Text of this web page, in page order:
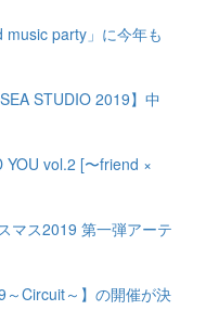
party」に今年も
STUDIO 2019】中
YOU vol.2 [〜friend ×
マス2019 第一弾アーテ
～Circuit～】の開催が決